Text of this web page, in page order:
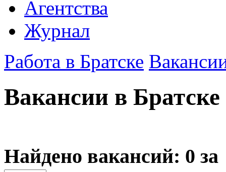
Агентства
Журнал
Работа в Братске
Вакансии в Братске
Найдено вакансий: 0 за